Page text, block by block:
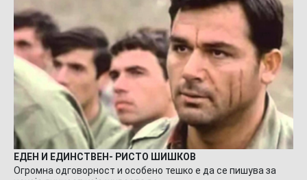
ЕДЕН И ЕДИНСТВЕН- РИСТО ШИШКОВ
Огромна одговорност и особено тешко е да се пишува за